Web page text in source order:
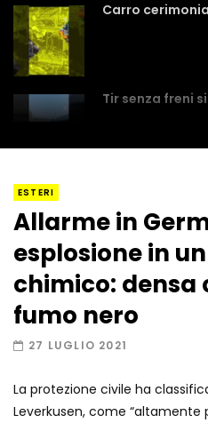
Carro
Tir senza freni
Amiocuggino fa
ESTERI
Allarme in
esplosione in
chimico: densa
fumo nero
27 LUGLIO 2021
La protezione civile ha
Leverkusen, come “altamente